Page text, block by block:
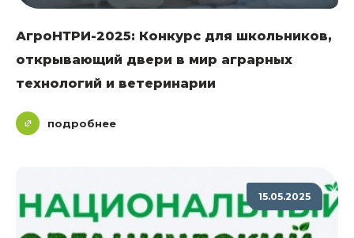
АгроНТРИ-2025: Конкурс для школьников,
открывающий двери в мир аграрных
технологий и ветеринарии
подробнее
15.05.2025